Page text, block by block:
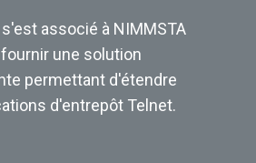
associé à NIMMSTA
une solution
permettant d'étendre
d'entrepôt Telnet.